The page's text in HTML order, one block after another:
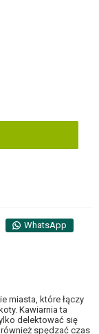
WhatsApp
miasta, które łączy
Kawiarnia ta
delektować się
spędzać czas